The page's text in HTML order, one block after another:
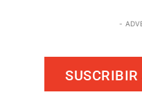
-
SUSCRIBIR